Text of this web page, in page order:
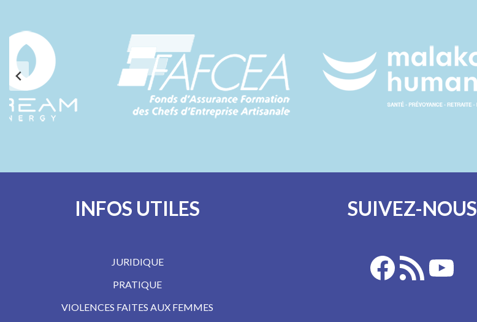
INFOS UTILES
JURIDIQUE
PRATIQUE
VIOLENCES FAITES AUX FEMMES
SUIVEZ-NOUS